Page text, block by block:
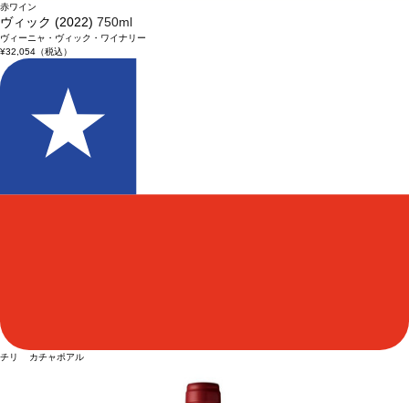
赤ワイン
ヴィック (2022) 750ml
ヴィーニャ・ヴィック・ワイナリー
¥32,054（税込）
チリ カチャポアル